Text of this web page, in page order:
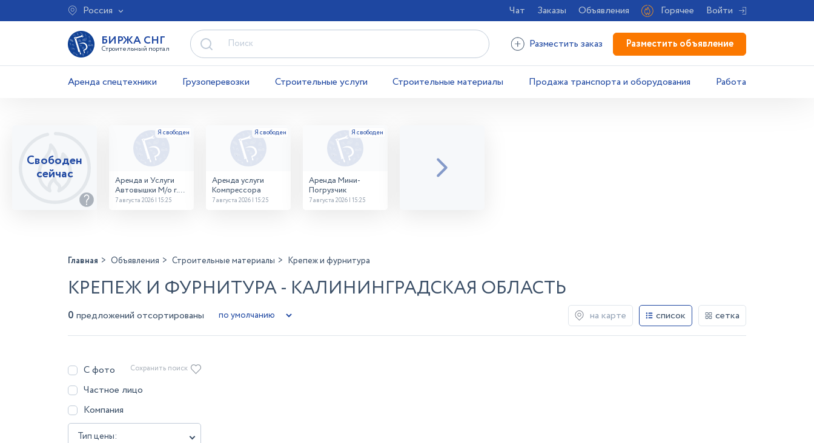
Россия Чат Заказы Объявления Горячее Войти
БИРЖА СНГ
Строительный портал Разместить заказ Разместить объявление
Аренда спецтехники Грузоперевозки Строительные услуги Строительные материалы Продажа транспорта и оборудования Работа
Свободен
сейчас
Аренда и Услуги
Автовышки М/о г.
Домодедово
7 августа 2026 | 15:25
Аренда услуги
Компрессора
7 августа 2026 | 15:25
Аренда Мини-
Погрузчик
7 августа 2026 | 15:25
Главная Объявления Строительные материалы Крепеж и фурнитура
КРЕПЕЖ И ФУРНИТУРА - КАЛИНИНГРАДСКАЯ ОБЛАСТЬ
0 предложений отсортированы на карте список сетка
С фото
Частное лицо
Компания
Тип цены:
Сохранить поиск